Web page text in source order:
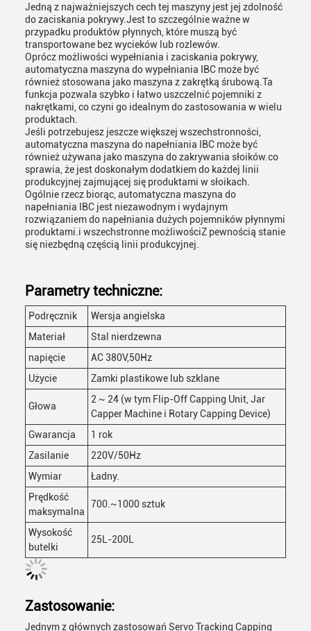
Jedną z najważniejszych cech tej maszyny jest jej zdolność
do zaciskania pokrywy.Jest to szczególnie ważne w
przypadku produktów płynnych, które muszą być
transportowane bez wycieków lub rozlewów.
Oprócz możliwości wypełniania i zaciskania pokrywy,
automatyczna maszyna do wypełniania IBC może być
również stosowana jako maszyna z zakrętką śrubową.Ta
funkcja pozwala szybko i łatwo uszczelnić pojemniki z
nakrętkami, co czyni go idealnym do zastosowania w wielu
produktach.
Jeśli potrzebujesz jeszcze większej wszechstronności,
automatyczna maszyna do napełniania IBC może być
również używana jako maszyna do zakrywania słoików.co
sprawia, że jest doskonałym dodatkiem do każdej linii
produkcyjnej zajmującej się produktami w słoikach.
Ogólnie rzecz biorąc, automatyczna maszyna do
napełniania IBC jest niezawodnym i wydajnym
rozwiązaniem do napełniania dużych pojemników płynnymi
produktami.i wszechstronne możliwościZ pewnością stanie
się niezbędną częścią linii produkcyjnej.
Parametry techniczne:
Podręcznik
Wersja angielska
Materiał
Stal nierdzewna
napięcie
AC 380V,50Hz
Użycie
Zamki plastikowe lub szklane
Głowa
2 ~ 24 (w tym Flip-Off Capping Unit, Jar
Capper Machine i Rotary Capping Device)
Gwarancja
1 rok
Zasilanie
220V/50Hz
Wymiar
Ładny.
Prędkość
maksymalna
700.~1000 sztuk
Wysokość
butelki
25L-200L
Zastosowanie:
Jednym z głównych zastosowań Servo Tracking Capping